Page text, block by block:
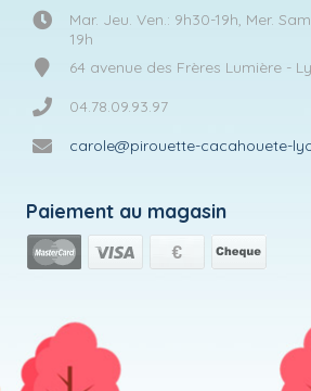
Mar. Jeu. Ven.: 9h30-19h, Mer.
19h
64 avenue des Frères Lumière -
04.78.09.93.97
carole@pirouette-cacahouete-
Paiement au magasin